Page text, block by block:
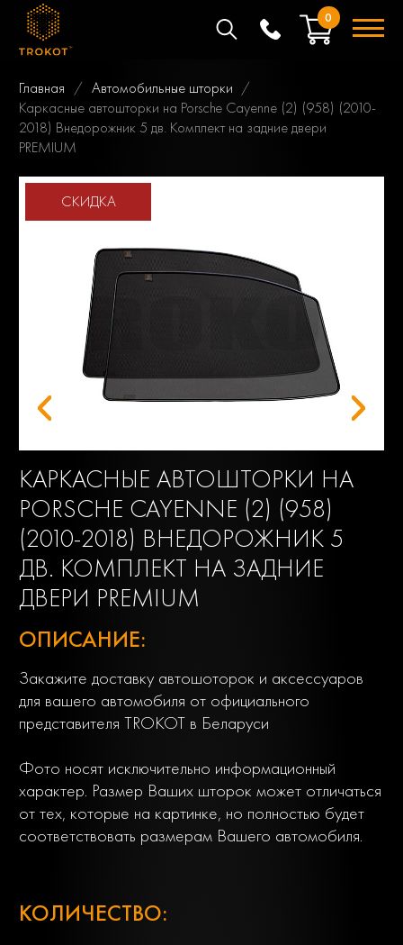
0
Главная
Автомобильные шторки
Каркасные автошторки на Porsche Cayenne (2) (958) (2010-
2018) Внедорожник 5 дв. Комплект на задние двери
PREMIUM
КАРКАСНЫЕ АВТОШТОРКИ НА
PORSCHE CAYENNE (2) (958)
(2010-2018) ВНЕДОРОЖНИК 5
ДВ. КОМПЛЕКТ НА ЗАДНИЕ
ДВЕРИ PREMIUM
СКИДКА
ОПИСАНИЕ:
Закажите доставку автошоторок и аксессуаров
для вашего автомобиля от официального
представителя TROKOT в Беларуси
Фото носят исключительно информационный
характер. Размер Ваших шторок может отличаться
от тех, которые на картинке, но полностью будет
соответствовать размерам Вашего автомобиля.
КОЛИЧЕСТВО: